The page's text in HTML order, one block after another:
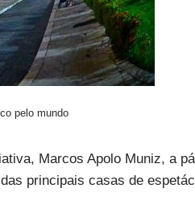
pelo mundo
Marcos Apolo Muniz, a
principais casas de